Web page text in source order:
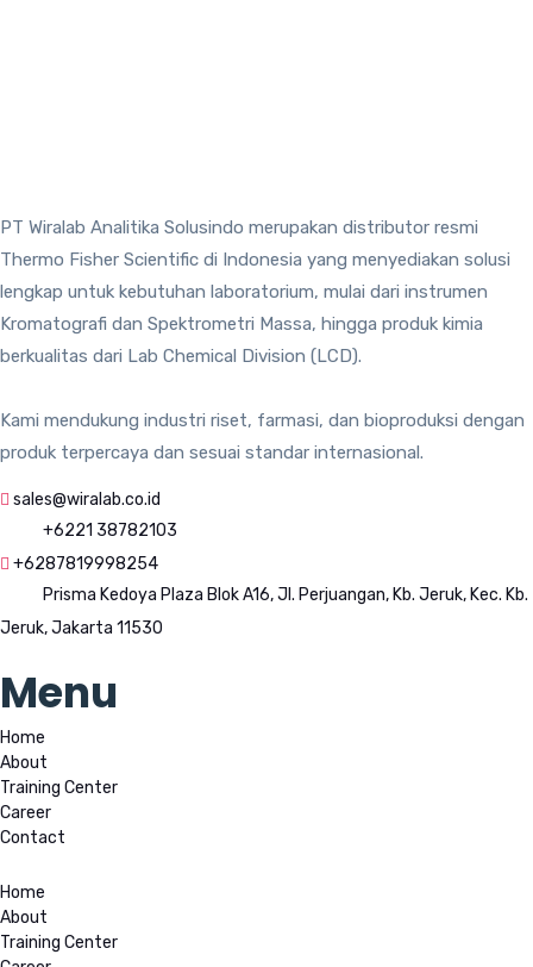
PT Wiralab Analitika Solusindo merupakan distributor resmi
Thermo Fisher Scientific di Indonesia yang menyediakan solusi
lengkap untuk kebutuhan laboratorium, mulai dari instrumen
Kromatografi dan Spektrometri Massa, hingga produk kimia
berkualitas dari Lab Chemical Division (LCD).
Kami mendukung industri riset, farmasi, dan bioproduksi dengan
produk terpercaya dan sesuai standar internasional.
sales@wiralab.co.id
+6221 38782103
+6287819998254
Prisma Kedoya Plaza Blok A16, Jl. Perjuangan, Kb. Jeruk, Kec. Kb.
Jeruk, Jakarta 11530
Menu
Home
About
Training Center
Career
Contact
Home
About
Training Center